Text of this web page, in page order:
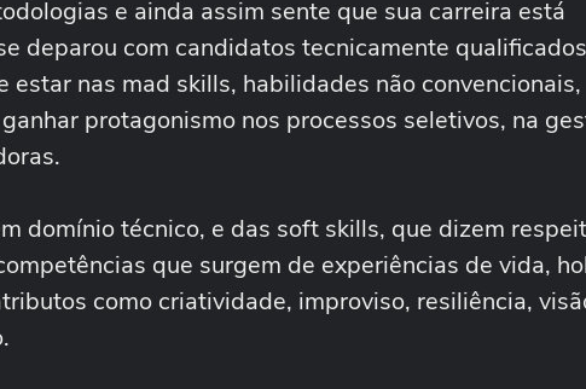
e ainda assim sente que sua carreira está
deparou com candidatos tecnicamente
nas mad skills, habilidades não convencionais,
protagonismo nos processos seletivos, na
domínio técnico, e das soft skills, que dizem
que surgem de experiências de vida,
como criatividade, improviso, resiliência,